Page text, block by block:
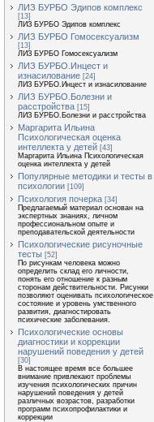
ЛИЗ БУРБО Эдипов комплекс
[13]
ЛИЗ БУРБО Эдипов комплекс
ЛИЗ БУРБО Гомосексуализм
[13]
ЛИЗ БУРБО Гомосексуализм
ЛИЗ БУРБО.Инцест и
изнасилование [24]
ЛИЗ БУРБО.Инцест и изнасилование
ЛИЗ БУРБО.Болезни и
расстройства [15]
ЛИЗ БУРБО.Болезни и расстройства
Маргарита Ильина
Психологическая оценка
интеллекта у детей [43]
Маргарита Ильина Психологическая
оценка интеллекта у детей
Популярные методики и тесты в
психологии [109]
Психология почерка [34]
Предлагаемый материал основан на
экспертных знаниях, личном
профессиональном опыте и
преподавательской деятельности
Психологические рисуночные
тесты [52]
По рисункам человека можно
определить склад его личности,
понять его отношение к разным
сторонам действительности. Рисунки
позволяют оценивать психологическое
состояние и уровень умственного
развития, диагностировать
психические заболевания.
Психологические основы
диагностики и коррекции
нарушений поведения у детей
[30]
В настоящее время все большее
внимание привлекают проблемы
изучения психологических причин
нарушений поведения у детей
различных возрастов, разработки
программ психопрофилактики и
коррекции